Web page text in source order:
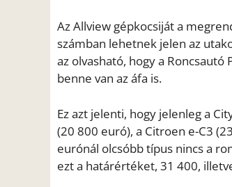
Az Allview gépkocsiját a
számban lehetnek jelen az
az olvasható, hogy a
benne van az áfa is.
Ez azt jelenti, hogy jelenleg a
(20 800 euró), a Citroen e-C3
eurónál olcsóbb típus nincs a
ezt a határértéket, 31 400,